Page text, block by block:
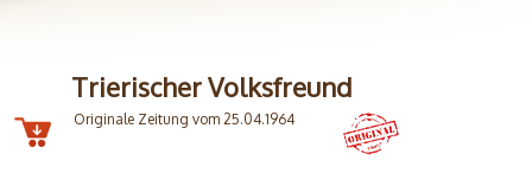
Trierischer Volksfreund
Originale Zeitung vom 25.04.1964